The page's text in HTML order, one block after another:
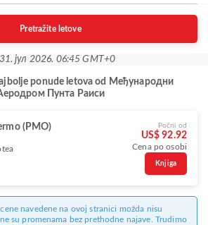
Pretražite letove
јул 2026. 06:45 GMT+0
ponude letova od Међународни
Пунта Раиси
(PMO) Počni od
US$ 92.92
Cena po osobi
Knjiga
navedene na ovoj stranici možda nisu
su promenama bez prethodne najave. Trudimo